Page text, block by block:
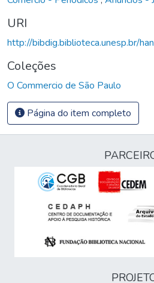
URI
http://bibdig.biblioteca.unesp.br/
Coleções
O Commercio de São Paulo
Página do item completo